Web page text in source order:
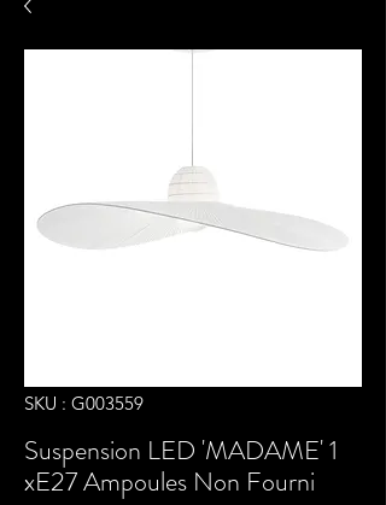
SKU : G003559
Suspension LED 'MADAME' 1
xE27 Ampoules Non Fourni